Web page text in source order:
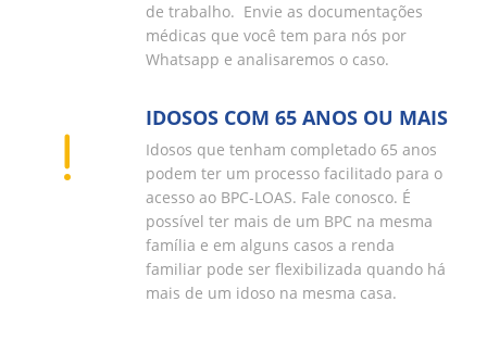
de trabalho. Envie as documentações
médicas que você tem para nós por
Whatsapp e analisaremos o caso.
IDOSOS COM 65 ANOS OU MAIS
Idosos que tenham completado 65 anos
podem ter um processo facilitado para o
acesso ao BPC-LOAS. Fale conosco. É
possível ter mais de um BPC na mesma
família e em alguns casos a renda
familiar pode ser flexibilizada quando há
mais de um idoso na mesma casa.